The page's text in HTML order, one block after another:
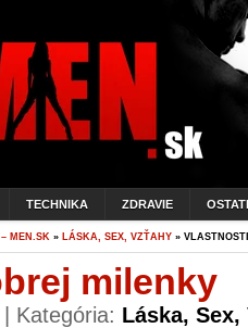
TECHNIKA ZDRAVIE
MEN.SK » LÁSKA, SEX, VZŤAHY »
milenky
Kategória: Láska,